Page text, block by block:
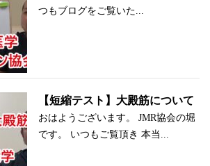
つもブログをご覧いた...
【短縮テスト】大殿筋について
おはようございます。 JMR協会の堀
です。 いつもご覧頂き 本当...